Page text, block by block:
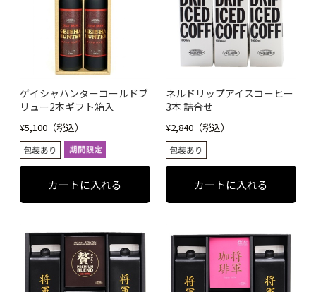
ゲイシャハンターコールドブ
リュー2本ギフト箱入
¥5,100（税込）
ネルドリップアイスコーヒー
3本 詰合せ
¥2,840（税込）